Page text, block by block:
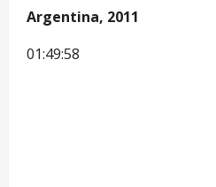
Argentina, 2011
01:49:58